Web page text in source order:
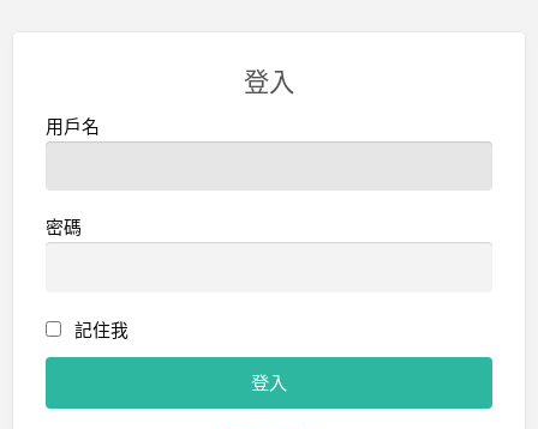
登入
用戶名
密碼
記住我